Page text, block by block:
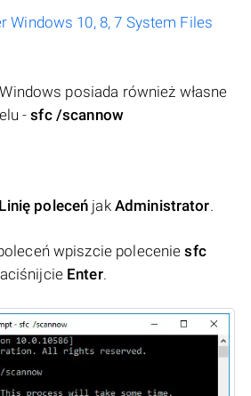
Windows 10, 8, 7 System Files
posiada również własne
-sfc /scannow
Linię poleceń jak Administrator.
wpiszcie poleceniesfc
Enter.